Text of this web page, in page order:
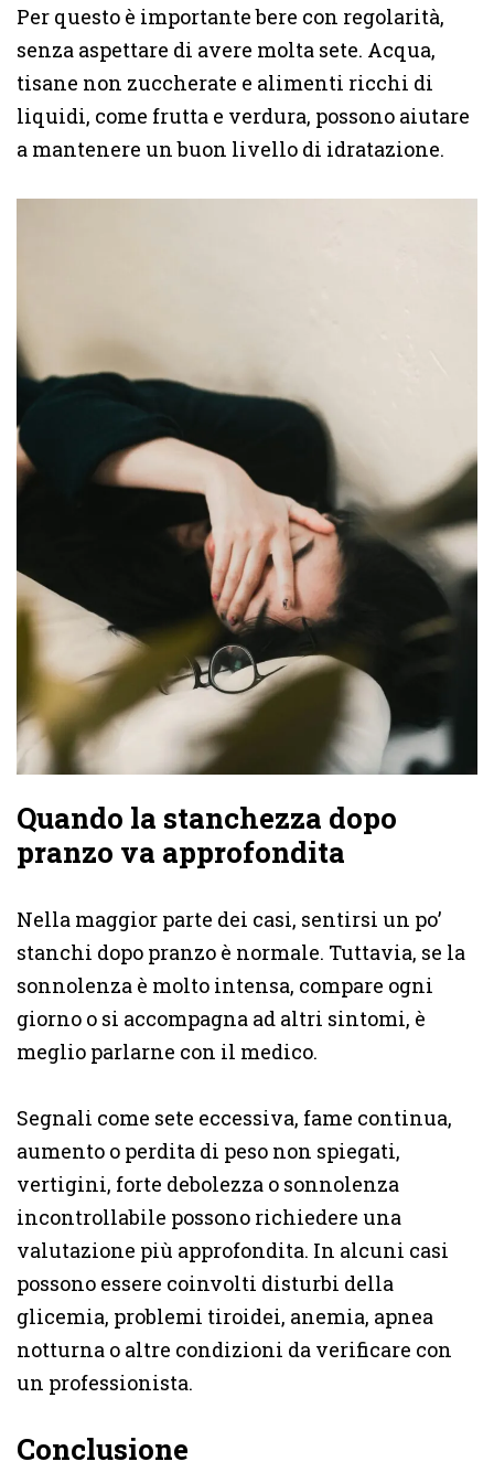
Per questo è importante bere con regolarità,
senza aspettare di avere molta sete. Acqua,
tisane non zuccherate e alimenti ricchi di
liquidi, come frutta e verdura, possono aiutare
a mantenere un buon livello di idratazione.
Quando la stanchezza dopo
pranzo va approfondita
Nella maggior parte dei casi, sentirsi un po’
stanchi dopo pranzo è normale. Tuttavia, se la
sonnolenza è molto intensa, compare ogni
giorno o si accompagna ad altri sintomi, è
meglio parlarne con il medico.
Segnali come sete eccessiva, fame continua,
aumento o perdita di peso non spiegati,
vertigini, forte debolezza o sonnolenza
incontrollabile possono richiedere una
valutazione più approfondita. In alcuni casi
possono essere coinvolti disturbi della
glicemia, problemi tiroidei, anemia, apnea
notturna o altre condizioni da verificare con
un professionista.
Conclusione